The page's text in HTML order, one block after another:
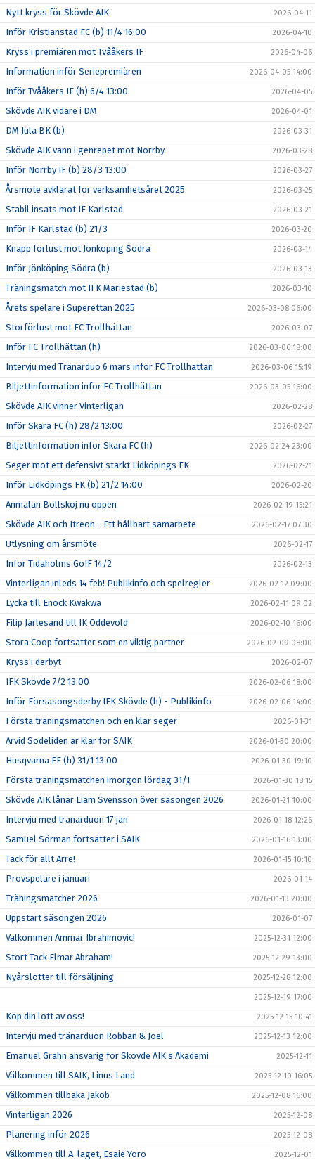
Nytt kryss för Skövde AIK 2026-04-11
Inför Kristianstad FC (b) 11/4 16:00 2026-04-10
Kryss i premiären mot Tvååkers IF 2026-04-06
Information inför Seriepremiären 2026-04-05 14:00
Inför Tvååkers IF (h) 6/4 13:00 2026-04-05
Skövde AIK vidare i DM 2026-04-01
DM Jula BK (b) 2026-03-31
Skövde AIK vann i genrepet mot Norrby 2026-03-28
Inför Norrby IF (b) 28/3 13:00 2026-03-27
Årsmöte avklarat för verksamhetsåret 2025 2026-03-25
Stabil insats mot IF Karlstad 2026-03-21
Inför IF Karlstad (b) 21/3 2026-03-20
Knapp förlust mot Jönköping Södra 2026-03-14
Inför Jönköping Södra (b) 2026-03-13
Träningsmatch mot IFK Mariestad (b) 2026-03-10
Årets spelare i Superettan 2025 2026-03-08 06:00
Storförlust mot FC Trollhättan 2026-03-07
Inför FC Trollhättan (h) 2026-03-06 18:00
Intervju med Tränarduo 6 mars inför FC Trollhättan 2026-03-06 15:19
Biljettinformation inför FC Trollhättan 2026-03-05 16:00
Skövde AIK vinner Vinterligan 2026-02-28
Inför Skara FC (h) 28/2 13:00 2026-02-27
Biljettinformation inför Skara FC (h) 2026-02-24 23:00
Seger mot ett defensivt starkt Lidköpings FK 2026-02-21
Inför Lidköpings FK (b) 21/2 14:00 2026-02-20
Anmälan Bollskoj nu öppen 2026-02-19 15:21
Skövde AIK och Itreon - Ett hållbart samarbete 2026-02-17 07:30
Utlysning om årsmöte 2026-02-17
Inför Tidaholms GoIF 14/2 2026-02-13
Vinterligan inleds 14 feb! Publikinfo och spelregler 2026-02-12 09:00
Lycka till Enock Kwakwa 2026-02-11 09:02
Filip Järlesand till IK Oddevold 2026-02-10 16:00
Stora Coop fortsätter som en viktig partner 2026-02-09 08:00
Kryss i derbyt 2026-02-07
IFK Skövde 7/2 13:00 2026-02-06 18:00
Inför Försäsongsderby IFK Skövde (h) - Publikinfo 2026-02-06 14:00
Första träningsmatchen och en klar seger 2026-01-31
Arvid Södeliden är klar för SAIK 2026-01-30 20:00
Husqvarna FF (h) 31/1 13:00 2026-01-30 19:10
Första träningsmatchen imorgon lördag 31/1 2026-01-30 18:15
Skövde AIK lånar Liam Svensson över säsongen 2026 2026-01-21 10:00
Intervju med tränarduon 17 jan 2026-01-18 12:26
Samuel Sörman fortsätter i SAIK 2026-01-16 13:00
Tack för allt Arre! 2026-01-15 10:10
Provspelare i januari 2026-01-14
Träningsmatcher 2026 2026-01-13 20:00
Uppstart säsongen 2026 2026-01-07
Välkommen Ammar Ibrahimovic! 2025-12-31 12:00
Stort Tack Elmar Abraham! 2025-12-29 13:00
Nyårslotter till försäljning 2025-12-28 12:00
2025-12-19 17:00
Köp din lott av oss! 2025-12-15 10:41
Intervju med tränarduon Robban & Joel 2025-12-13 12:00
Emanuel Grahn ansvarig för Skövde AIK:s Akademi 2025-12-11
Välkommen till SAIK, Linus Land 2025-12-10 16:05
Välkommen tillbaka Jakob 2025-12-08 16:00
Vinterligan 2026 2025-12-08
Planering inför 2026 2025-12-08
Välkommen till A-laget, Esaië Yoro 2025-12-01